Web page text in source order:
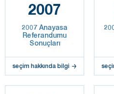
2007
2007 Anayasa
Referandumu
Sonuçları
seçim hakkında bilgi